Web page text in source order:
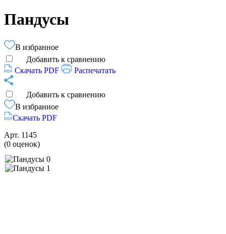
Пандусы
В избранное
Добавить к сравнению
Скачать PDF
Распечатать
Добавить к сравнению
В избранное
Скачать PDF
Арт. 1145
(0 оценок)